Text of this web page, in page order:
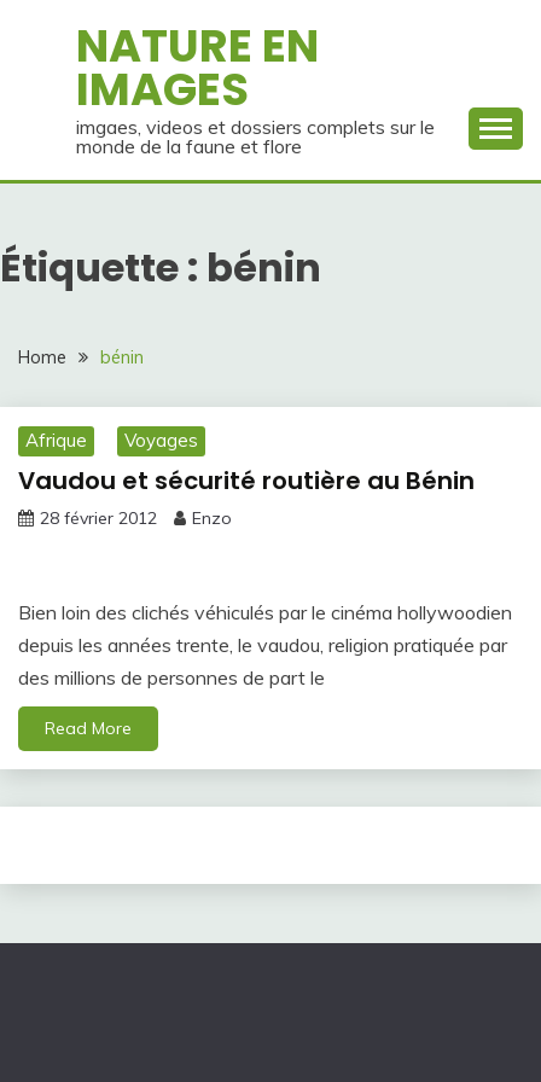
NATURE EN
IMAGES
imgaes, videos et dossiers complets sur le
monde de la faune et flore
Étiquette : bénin
Home bénin
Afrique Voyages
Vaudou et sécurité routière au Bénin
28 février 2012 Enzo
Bien loin des clichés véhiculés par le cinéma hollywoodien
depuis les années trente, le vaudou, religion pratiquée par
des millions de personnes de part le
Read More